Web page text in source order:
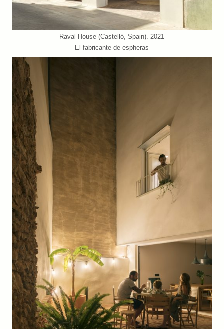
Raval House (Castelló, Spain). 2021
El fabricante de espheras